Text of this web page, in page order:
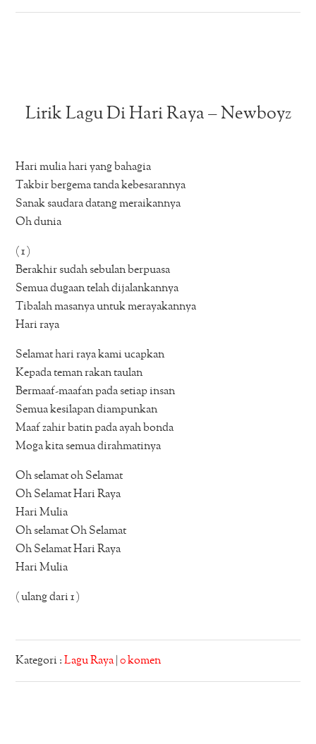
Lirik Lagu Di Hari Raya – Newboyz
Hari mulia hari yang bahagia
Takbir bergema tanda kebesarannya
Sanak saudara datang meraikannya
Oh dunia
( 1 )
Berakhir sudah sebulan berpuasa
Semua dugaan telah dijalankannya
Tibalah masanya untuk merayakannya
Hari raya
Selamat hari raya kami ucapkan
Kepada teman rakan taulan
Bermaaf-maafan pada setiap insan
Semua kesilapan diampunkan
Maaf zahir batin pada ayah bonda
Moga kita semua dirahmatinya
Oh selamat oh Selamat
Oh Selamat Hari Raya
Hari Mulia
Oh selamat Oh Selamat
Oh Selamat Hari Raya
Hari Mulia
( ulang dari 1 )
Kategori :Lagu Raya |0 komen